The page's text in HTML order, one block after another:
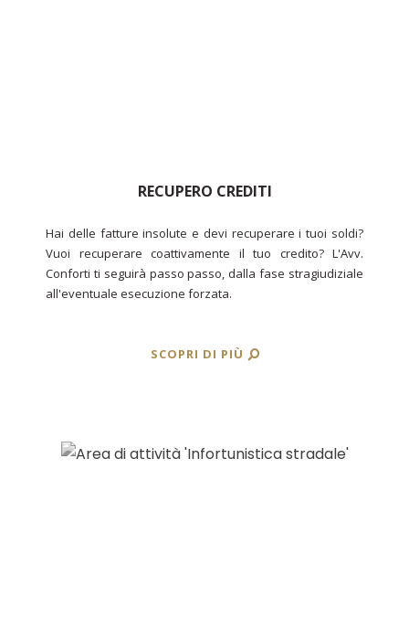
RECUPERO CREDITI
Hai delle fatture insolute e devi recuperare i tuoi soldi?
Vuoi recuperare coattivamente il tuo credito? L'Avv.
Conforti ti seguirà passo passo, dalla fase stragiudiziale
all'eventuale esecuzione forzata.
SCOPRI DI PIÙ